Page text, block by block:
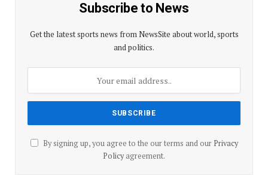
Subscribe to News
Get the latest sports news from NewsSite about world, sports
and politics.
By signing up, you agree to the our terms and our Privacy
Policyagreement.